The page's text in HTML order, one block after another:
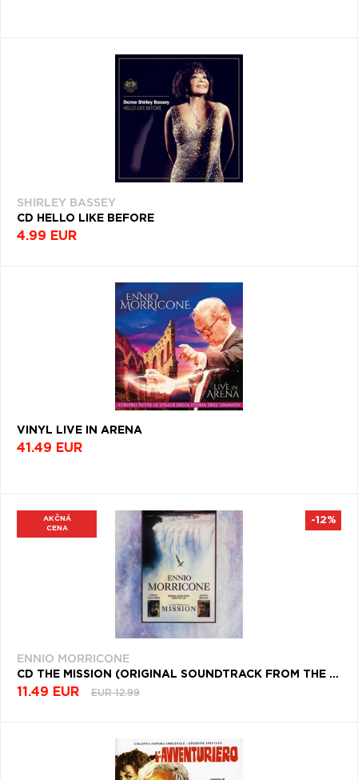
SHIRLEY BASSEY
CD HELLO LIKE BEFORE
4.99 EUR
VINYL LIVE IN ARENA
41.49 EUR
AKČNÁ
CENA
ENNIO MORRICONE
CD THE MISSION (ORIGINAL SOUNDTRACK FROM THE FILM)
11.49 EUR EUR 12.99
-12%